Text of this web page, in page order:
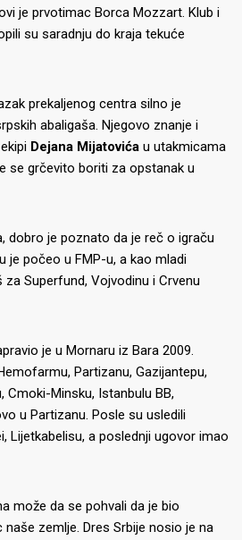
je prvotimac Borca Mozzart. Klub i
su saradnju do kraja tekuće
prekaljenog centra silno je
abaligaša. Njegovo znanje i
Dejana Mijatovića u utakmicama
se grčevito boriti za opstanak u
dobro je poznato da je reč o igraču
je počeo u FMP-u, a kao mladi
Superfund, Vojvodinu i Crvenu
je u Mornaru iz Bara 2009.
Partizanu, Gazijantepu,
Cmoki-Minsku, Istanbulu BB,
u Partizanu. Posle su usledili
Lijetkabelisu, a poslednji ugovor imao
može da se pohvali da je bio
zemlje. Dres Srbije nosio je na